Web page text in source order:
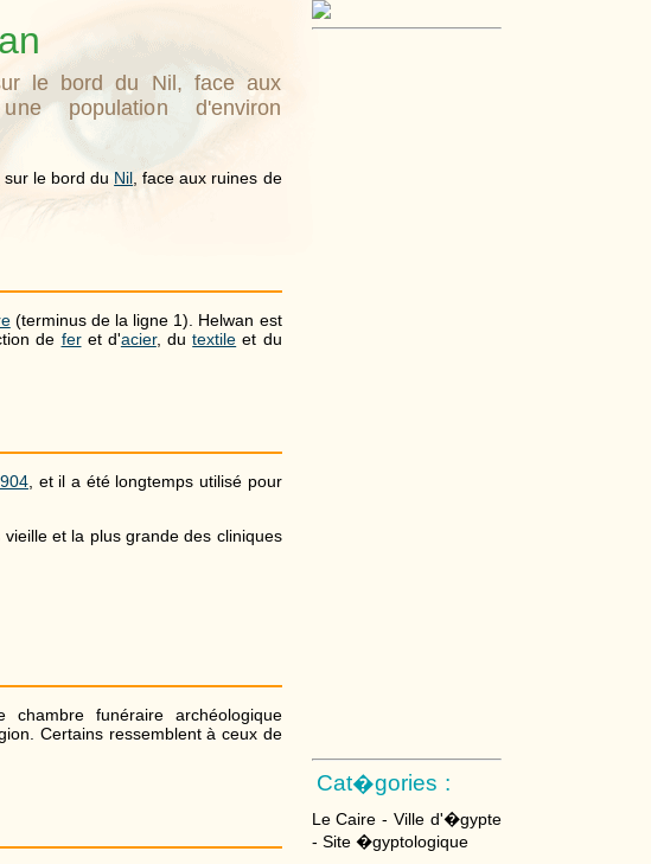
le bord du Nil, face aux
population d'environ
Cat�gories :
Le Caire - Ville d'�gypte
- Site �gyptologique
sur le bord du Nil , face aux ruines de
(terminus de la ligne 1). Helwan est
de feret d'acier, dutextile et du
, et il a été longtemps utilisé pour
vieille et la plus grande des cliniques
chambre funéraire archéologique
Certains ressemblent à ceux de